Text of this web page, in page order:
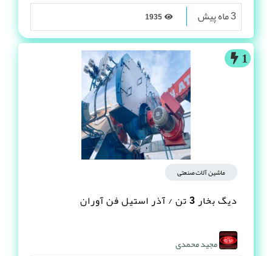
3 ماه پیش
1
ماشین آلات صنعتی
دیگ بخار 3 تن / آذر استیل فن آوران
مجید محمدی